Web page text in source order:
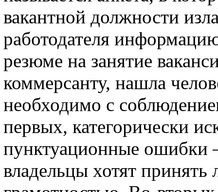
вакантной должности
работодателя
резюме на занятие
коммерсанту, нашла
необходимо с
первых, категорически
пунктуационные ошибки
владельцы хотят принять